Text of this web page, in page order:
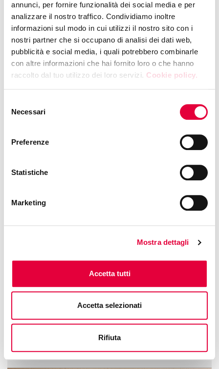
annunci, per fornire funzionalità dei social media e per
analizzare il nostro traffico. Condividiamo inoltre
informazioni sul modo in cui utilizzi il nostro sito con i
nostri partner che si occupano di analisi dei dati web,
pubblicità e social media, i quali potrebbero combinarle
con altre informazioni che hai fornito loro o che hanno
raccolto dal tuo utilizzo dei loro servizi. Cookie policy.
delNecessari
Preferenze
Statistiche
Marketing
Mostra dettagli
Accetta tutti
Accetta selezionati
Rifiuta
di Parma: try PRESTIGE ritual, GOLD and VEGAN ones.
Dolce Viola di Parma
Phone: +39 3403664043
Free access